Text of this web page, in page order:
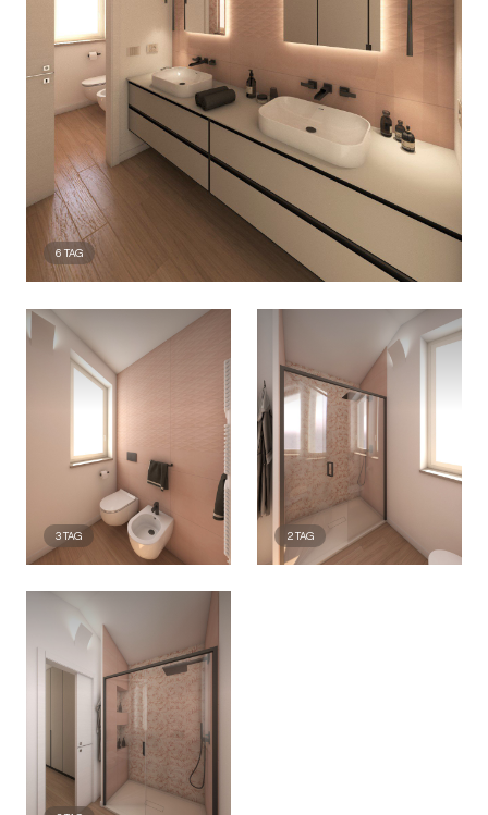
6 TAG
3TAG 2TAG